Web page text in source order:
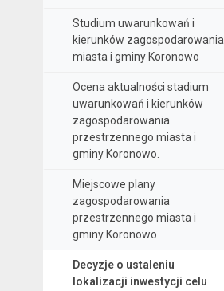
Studium uwarunkowań i
kierunków zagospodarowania
miasta i gminy Koronowo
Ocena aktualności stadium
uwarunkowań i kierunków
zagospodarowania
przestrzennego miasta i
gminy Koronowo.
Miejscowe plany
zagospodarowania
przestrzennego miasta i
gminy Koronowo
Decyzje o ustaleniu
lokalizacji inwestycji celu